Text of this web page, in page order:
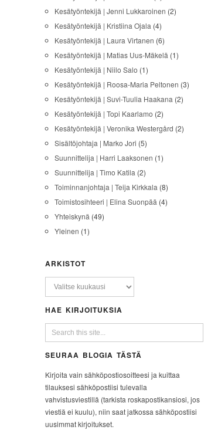
Kesätyöntekijä | Jenni Lukkaroinen (2)
Kesätyöntekijä | Kristiina Ojala (4)
Kesätyöntekijä | Laura Virtanen (6)
Kesätyöntekijä | Matias Uus-Mäkelä (1)
Kesätyöntekijä | Niilo Salo (1)
Kesätyöntekijä | Roosa-Maria Peltonen (3)
Kesätyöntekijä | Suvi-Tuulia Haakana (2)
Kesätyöntekijä | Topi Kaarlamo (2)
Kesätyöntekijä | Veronika Westergård (2)
Sisältöjohtaja | Marko Jori (5)
Suunnittelija | Harri Laaksonen (1)
Suunnittelija | Timo Katila (2)
Toiminnanjohtaja | Teija Kirkkala (8)
Toimistosihteeri | Elina Suonpää (4)
Yhteiskynä (49)
Yleinen (1)
ARKISTOT
HAE KIRJOITUKSIA
SEURAA BLOGIA TÄSTÄ
Kirjoita vain sähköpostiosoitteesi ja kuittaa
tilauksesi sähköpostiisi tulevalla
vahvistusviestillä (tarkista roskapostikansiosi, jos
viestiä ei kuulu), niin saat jatkossa sähköpostiisi
uusimmat kirjoitukset.